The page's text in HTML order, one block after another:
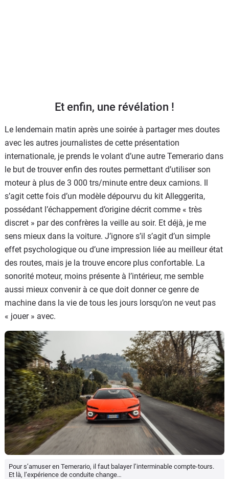
Et enfin, une révélation !
Le lendemain matin après une soirée à partager mes doutes
avec les autres journalistes de cette présentation
internationale, je prends le volant d’une autre Temerario dans
le but de trouver enfin des routes permettant d’utiliser son
moteur à plus de 3 000 trs/minute entre deux camions. Il
s’agit cette fois d’un modèle dépourvu du kit Alleggerita,
possédant l’échappement d’origine décrit comme « très
discret » par des confrères la veille au soir. Et déjà, je me
sens mieux dans la voiture. J’ignore s’il s’agit d’un simple
effet psychologique ou d’une impression liée au meilleur état
des routes, mais je la trouve encore plus confortable. La
sonorité moteur, moins présente à l’intérieur, me semble
aussi mieux convenir à ce que doit donner ce genre de
machine dans la vie de tous les jours lorsqu’on ne veut pas
« jouer » avec.
Pour s’amuser en Temerario, il faut balayer l’interminable compte-tours.
Et là, l’expérience de conduite change…